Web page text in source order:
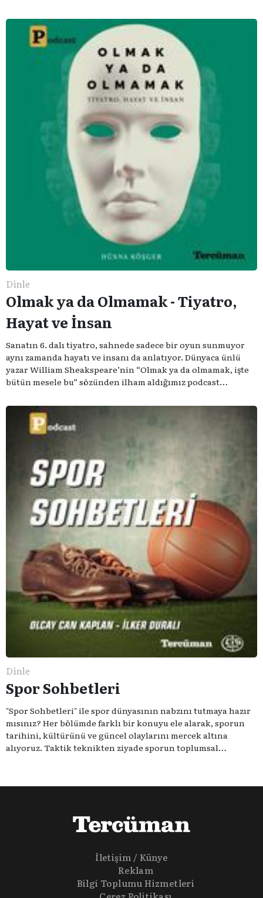
Dinle
Olmak ya da Olmamak - Tiyatro,
Hayat ve İnsan
Sanatın 6. dalı tiyatro, sahnede sadece bir oyun sunmuyor
aynı zamanda hayatı ve insanı da anlatıyor. Dünyaca ünlü
yazar William Sheakspeare’nin “Olmak ya da olmamak, işte
bütün mesele bu” sözünden ilham aldığımız podcast
konuşuyoruz..
Dinle
Spor Sohbetleri
"Spor Sohbetleri" ile spor dünyasının nabzını tutmaya hazır
mısınız? Her bölümde farklı bir konuyu ele alarak, sporun
tarihini, kültürünü ve güncel olaylarını mercek altına
alıyoruz. Taktik teknikten ziyade sporun toplumsal
göre.
İletişim / Künye
Reklam
Bilgi Toplumu Hizmetleri